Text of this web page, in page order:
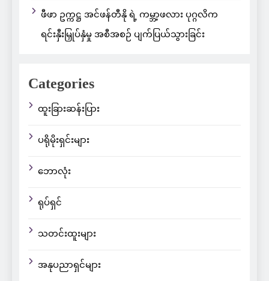
ဖီဖာ ဥက္ကဋ္ဌ အင်ဖန်တီနို ရဲ့ ကမ္ဘာ့ဖလား ပုဂ္ဂလိက
ရင်းနှီးမြှုပ်နှံမှု အစီအစဉ် ပျက်ပြယ်သွားခြင်း
Categories
ထူးခြားဆန်းပြား
ပရိုမိုးရှင်းများ
ဘောလုံး
ရုပ်ရှင်
သတင်းထူးများ
အနုပညာရှင်များ